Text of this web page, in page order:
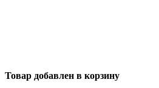
Товар добавлен в корзину